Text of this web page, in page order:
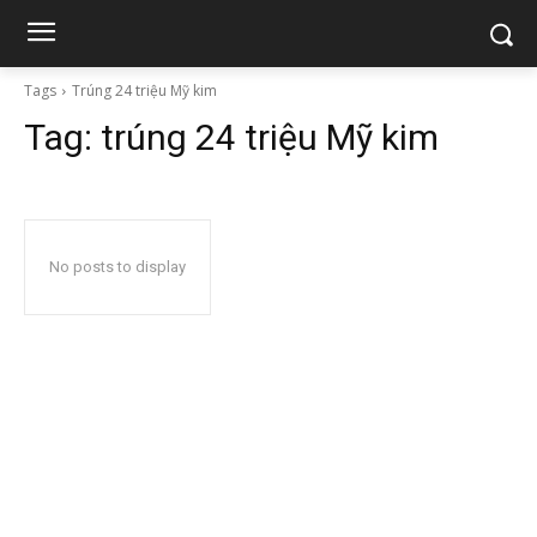
Tags Trúng 24 triệu Mỹ kim
Tag: trúng 24 triệu Mỹ kim
No posts to display